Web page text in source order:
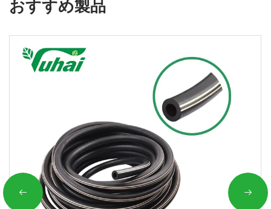
おすすめ製品